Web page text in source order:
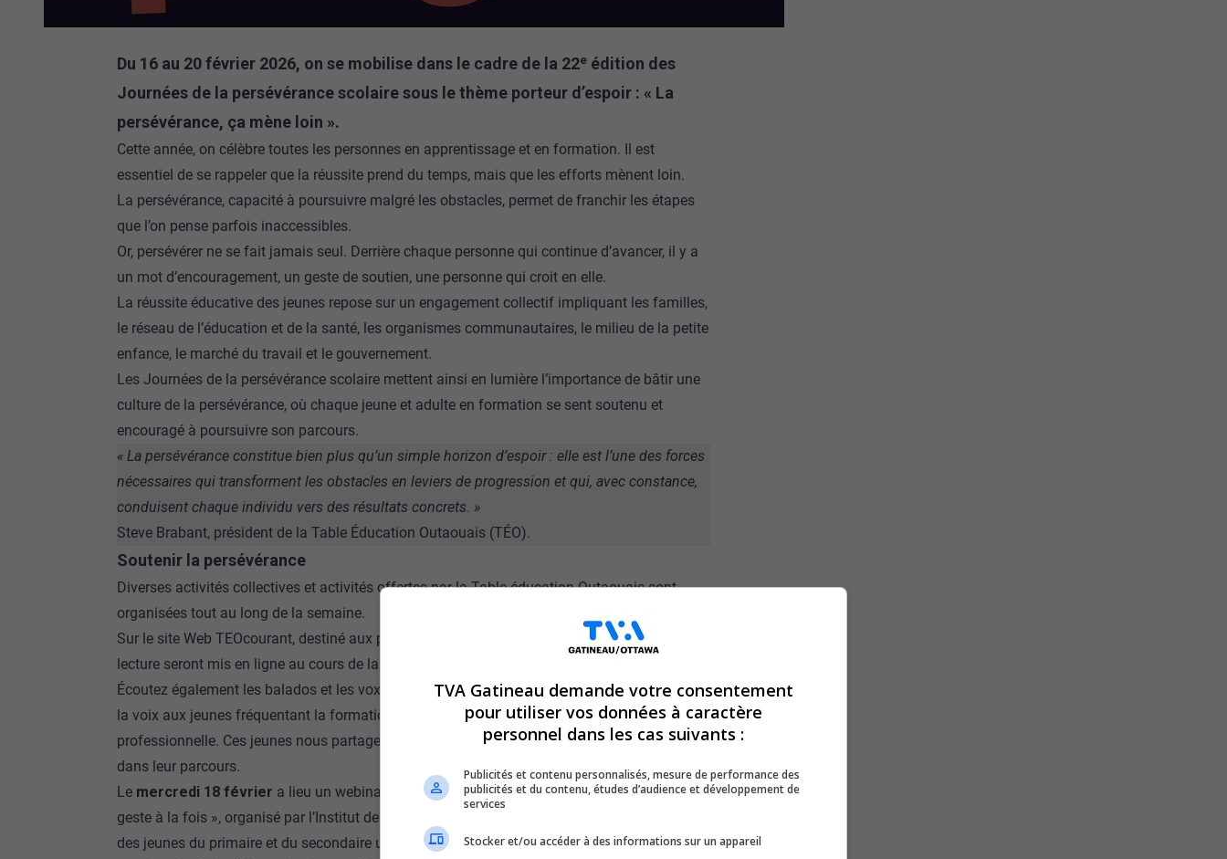
Du 16 au 20 février 2026, on se mobilise dans le cadre de la 22e édition des
Journées de la persévérance scolaire sous le thème porteur d’espoir : « La
persévérance, ça mène loin ».
Cette année, on célèbre toutes les personnes en apprentissage et en formation. Il est
essentiel de se rappeler que la réussite prend du temps, mais que les efforts mènent loin.
La persévérance, capacité à poursuivre malgré les obstacles, permet de franchir les étapes
que l’on pense parfois inaccessibles.
Or, persévérer ne se fait jamais seul. Derrière chaque personne qui continue d’avancer, il y a
un mot d’encouragement, un geste de soutien, une personne qui croit en elle.
La réussite éducative des jeunes repose sur un engagement collectif impliquant les familles,
le réseau de l’éducation et de la santé, les organismes communautaires, le milieu de la petite
enfance, le marché du travail et le gouvernement.
Les Journées de la persévérance scolaire mettent ainsi en lumière l’importance de bâtir une
culture de la persévérance, où chaque jeune et adulte en formation se sent soutenu et
encouragé à poursuivre son parcours.
« La persévérance constitue bien plus qu’un simple horizon d’espoir : elle est l’une des forces
nécessaires qui transforment les obstacles en leviers de progression et qui, avec constance,
conduisent chaque individu vers des résultats concrets. »
Steve Brabant, président de la Table Éducation Outaouais (TÉO).
Soutenir la persévérance
Diverses activités collectives et activités offertes par la Table éducation Outaouais sont
organisées tout au long de la semaine.
Sur le site WebTEOcourant, destiné aux parents, des entrevues et des échanges autour de la
lecture seront mis en ligne au cours de la semaine.
Écoutez également les balados et lesvox pop
« Trace tes rêves, trace ta voie », qui donnent
la voix aux jeunes fréquentant la formation générale aux adultes et/ou la formation
professionnelle. Ces jeunes nous partagent comment ils ont su relever les défis rencontrés
dans leur parcours.
Le mercredi 18 février a lieu un webinaire
« Soutenir la persévérance scolaire… un petit
geste à la fois », organisé par l’Institut des troubles d’apprentissages qui offre aux parents
des jeunes du primaire et du secondaire un moment pour souffler, comprendre ce qui
TVA Gatineau demande votre consentement
pour utiliser vos données à caractère
personnel dans les cas suivants :
Publicités et contenu personnalisés, mesure de performance des
publicités et du contenu, études d’audience et développement de
services
Stocker et/ou accéder à des informations sur un appareil